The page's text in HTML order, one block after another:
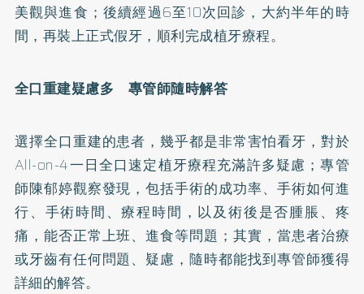
美觀與進食；後續經過6至10次回診，大約半年的時
間，再裝上正式假牙，順利完成植牙療程。
全口重建疑慮多 專管師隨時解答
選擇全口重建的患者，幾乎都是非常害怕看牙，對於
All-on-4一日全口速定植牙療程充滿許多疑慮；專管
師陳郁婷觀察發現，包括手術的成功率、手術如何進
行、手術時間、療程時間，以及術後是否腫脹、疼
痛，能否正常上班、進食等問題；其實，當患者治療
或牙齒有任何問題、疑慮，隨時都能找到專管師獲得
詳細的解答。